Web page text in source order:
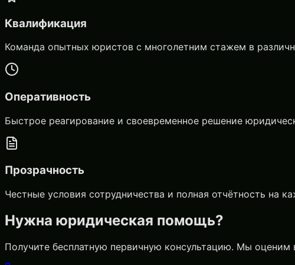
Квалификация
Команда опытных юристов с многолетним стажем в
Оперативность
Быстрое реагирование и своевременное решение
Прозрачность
Честные условия сотрудничества и полная отчётность на
Нужна юридическая помощь?
Получите бесплатную первичную консультацию. Мы